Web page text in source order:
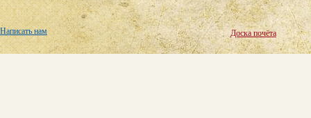
Написать нам Доска почёта